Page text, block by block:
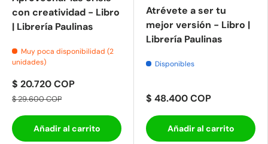
con creatividad - Libro
| Librería Paulinas
Muy poca disponibilidad (2
unidades)
$ 20.720 COP
$ 29.600 COP
Añadir al carrito
Atrévete a ser tu
mejor versión - Libro |
Librería Paulinas
Disponibles
$ 48.400 COP
Añadir al carrito